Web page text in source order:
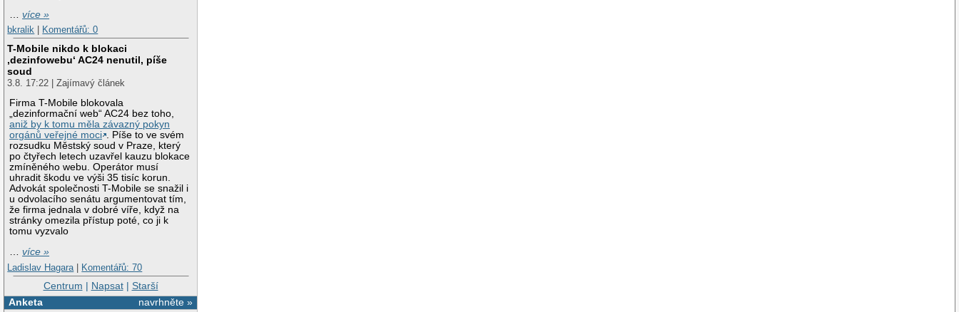
…více »
bkralik
Komentářů: 0
T-Mobile nikdo k blokaci
‚dezinfowebu‘ AC24 nenutil, píše
soud
3.8. 17:22 | Zajímavý článek
Firma T-Mobile blokovala
„dezinformační web“ AC24 bez toho,
aniž by k tomu měla závazný pokyn
orgánů veřejné moci . Píše to ve svém
rozsudku Městský soud v Praze, který
po čtyřech letech uzavřel kauzu blokace
zmíněného webu. Operátor musí
uhradit škodu ve výši 35 tisíc korun.
Advokát společnosti T-Mobile se snažil i
u odvolacího senátu argumentovat tím,
že firma jednala v dobré víře, když na
stránky omezila přístup poté, co ji k
tomu vyzvalo
…více »
Ladislav Hagara | Komentářů: 70
Centrum | Napsat| Starší
navrhněte »
Anketa